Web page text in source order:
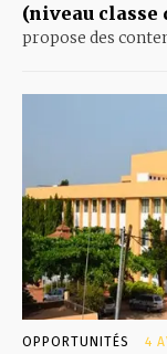
(niveau
propose des
OPPORTUNITÉS 4